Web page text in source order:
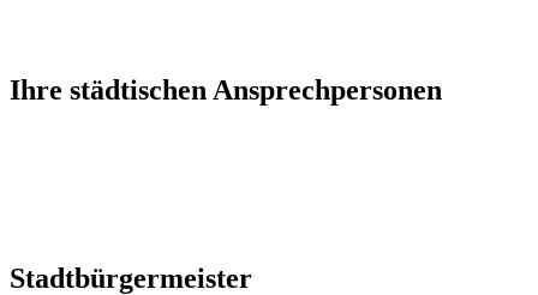
Ihre städtischen Ansprechpersonen
Stadtbürgermeister